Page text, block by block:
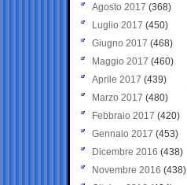
Agosto 2017 (368)
Luglio 2017 (450)
Giugno 2017 (468)
Maggio 2017 (460)
Aprile 2017 (439)
Marzo 2017 (480)
Febbraio 2017 (420)
Gennaio 2017 (453)
Dicembre 2016 (438)
Novembre 2016 (438)